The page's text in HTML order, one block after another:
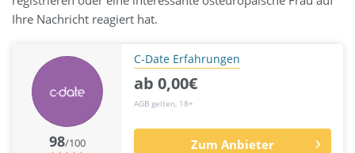
Ihre Nachricht reagiert hat.
98/100
C-Date Erfahrungen
ab 0,00€
AGB gelten, 18+
Zum Anbieter